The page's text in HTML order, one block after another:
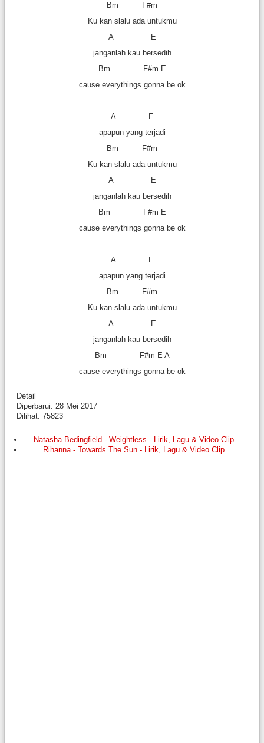
Bm F#m
Ku kan slalu ada untukmu
A E
janganlah kau bersedih
Bm F#m E
cause everythings gonna be ok
A E
apapun yang terjadi
Bm F#m
Ku kan slalu ada untukmu
A E
janganlah kau bersedih
Bm F#m E
cause everythings gonna be ok
A E
apapun yang terjadi
Bm F#m
Ku kan slalu ada untukmu
A E
janganlah kau bersedih
Bm F#m E A
cause everythings gonna be ok
Detail
Diperbarui: 28 Mei 2017
Dilihat: 75823
Natasha Bedingfield - Weightless - Lirik, Lagu & Video Clip
Rihanna - Towards The Sun - Lirik, Lagu & Video Clip